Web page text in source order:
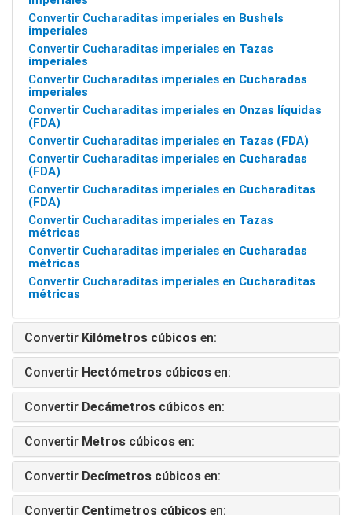
Convertir Cucharaditas imperiales en Bushels
imperiales
Convertir Cucharaditas imperiales en Tazas
imperiales
Convertir Cucharaditas imperiales en Cucharadas
imperiales
Convertir Cucharaditas imperiales en Onzas líquidas
(FDA)
Convertir Cucharaditas imperiales en Tazas (FDA)
Convertir Cucharaditas imperiales en Cucharadas
(FDA)
Convertir Cucharaditas imperiales en Cucharaditas
(FDA)
Convertir Cucharaditas imperiales en Tazas
métricas
Convertir Cucharaditas imperiales en Cucharadas
métricas
Convertir Cucharaditas imperiales en Cucharaditas
métricas
Convertir Kilómetros cúbicos en:
Convertir Hectómetros cúbicos en:
Convertir Decámetros cúbicos en:
Convertir Metros cúbicos en:
Convertir Decímetros cúbicos en:
Convertir Centímetros cúbicos en: